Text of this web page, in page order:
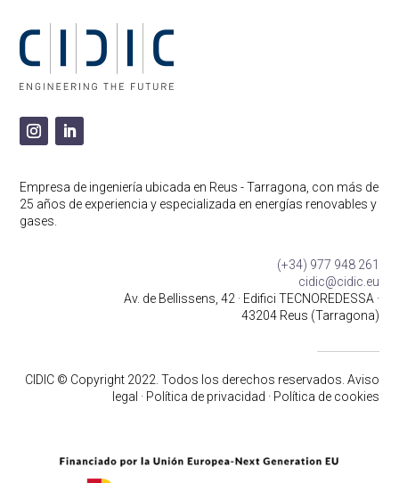
Empresa de ingeniería ubicada en Reus - Tarragona, con más de
25 años de experienciay especializada en energías renovables y
gases.
(+34) 977 948 261
cidic@cidic.eu
Av. de Bellissens, 42 · Edifici TECNOREDESSA ·
43204 Reus (Tarragona)
CIDIC © Copyright 2022. Todos los derechos reservados. Aviso
legal · Política de privacidad · Política de cookies